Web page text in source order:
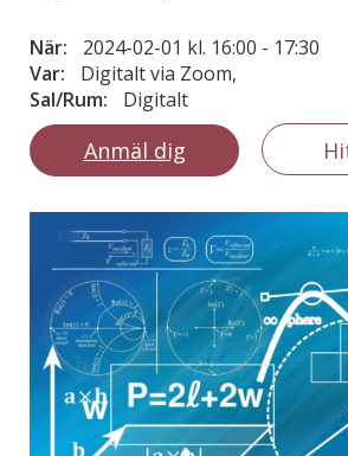
När: 2024-02-01 kl. 16:00 - 17:30
Var:
Digitalt via Zoom,
Sal/Rum:
Digitalt
Anmäl dig